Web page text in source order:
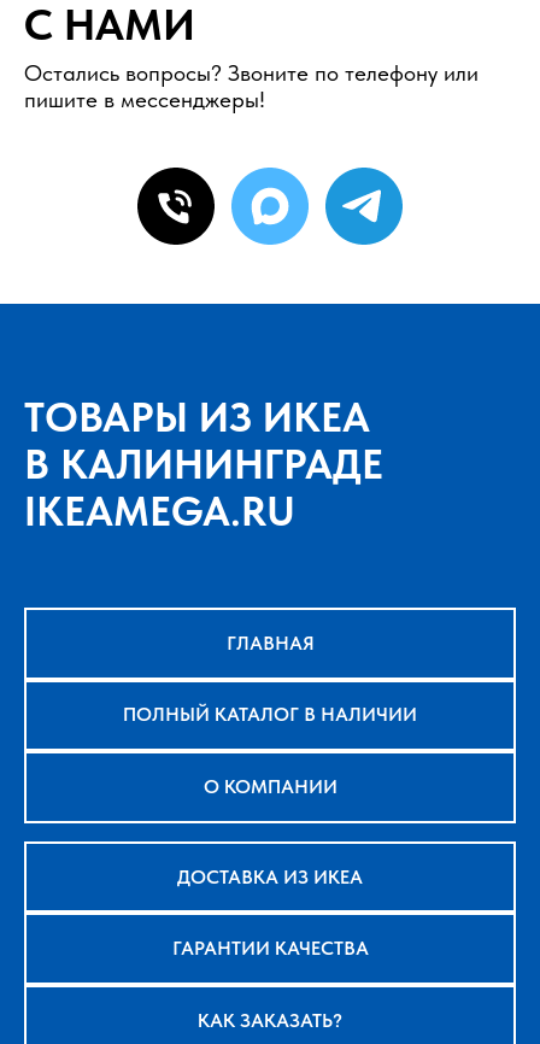
С НАМИ
Остались вопросы? Звоните по телефону или
пишите в мессенджеры!
ТОВАРЫ ИЗ ИКЕА
В КАЛИНИНГРАДЕ
IKEAMEGA.RU
ГЛАВНАЯ
ПОЛНЫЙ КАТАЛОГ В НАЛИЧИИ
О КОМПАНИИ
ДОСТАВКА ИЗ ИКЕА
ГАРАНТИИ КАЧЕСТВА
КАК ЗАКАЗАТЬ?